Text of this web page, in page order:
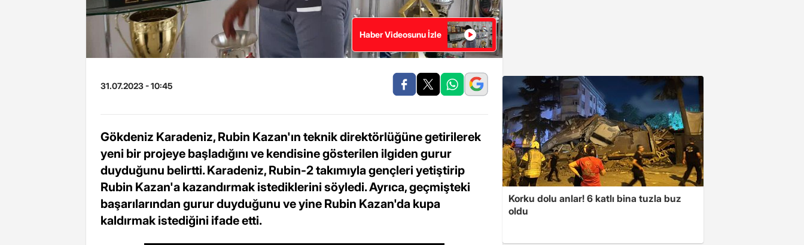
Haber Videosunu İzle
31.07.2023 - 10:45
Gökdeniz Karadeniz, Rubin Kazan'ın teknik direktörlüğüne getirilerek
yeni bir projeye başladığını ve kendisine gösterilen ilgiden gurur
duyduğunu belirtti. Karadeniz, Rubin-2 takımıyla gençleri yetiştirip
Rubin Kazan'a kazandırmak istediklerini söyledi. Ayrıca, geçmişteki
başarılarından gurur duyduğunu ve yine Rubin Kazan'da kupa
kaldırmak istediğini ifade etti.
Korku dolu anlar! 6 katlı bina tuzla buz
oldu